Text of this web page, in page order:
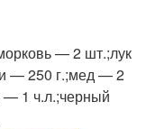
— 2 шт.;лук
— 250 г.;мед — 2
— 1 ч.л.;черный